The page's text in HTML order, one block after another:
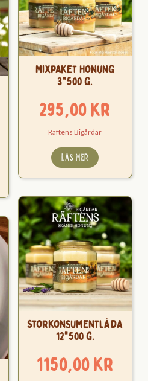
Mixpaket Honung
3*500 g.
295,00kr
Räftens Bigårdar
LÄS MER
Storkonsumentlåda
12*500 g.
1150,00kr